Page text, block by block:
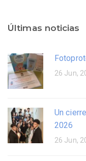
Últimas noticias
26 Jun,
Un
2026
26 Jun,